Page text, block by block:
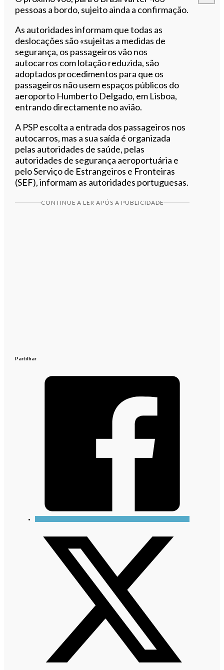
pessoas a bordo, sujeito ainda a confirmação.
As autoridades informam que todas as
deslocações são «sujeitas a medidas de
segurança, os passageiros vão nos
autocarros com lotação reduzida, são
adoptados procedimentos para que os
passageiros não usem espaços públicos do
aeroporto Humberto Delgado, em Lisboa,
entrando directamente no avião.
A PSP escolta a entrada dos passageiros nos
autocarros, mas a sua saída é organizada
pelas autoridades de saúde, pelas
autoridades de segurança aeroportuária e
pelo Serviço de Estrangeiros e Fronteiras
(SEF), informam as autoridades portuguesas.
CONTINUE A LER APÓS A PUBLICIDADE
Partilhar